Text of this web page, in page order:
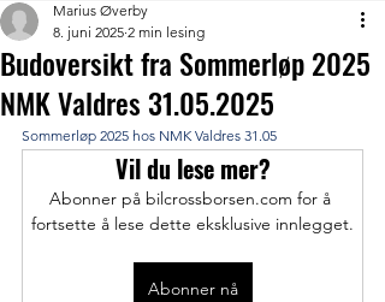
Budoversikt fra Sommerløp 2025
NMK Valdres 31.05.2025
Marius Øverby
8. juni 2025 2 min lesing
Sommerløp 2025 hos NMK Valdres 31.05
Vil du lese mer?
Abonner på bilcrossborsen.com for å
fortsette å lese dette eksklusive innlegget.
Abonner nå